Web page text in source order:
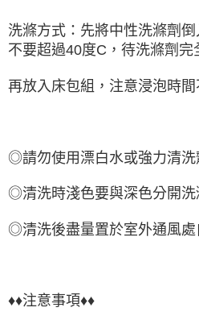
洗滌方式：先將中性洗滌劑
不要超過40度C，待洗滌劑完
再放入床包組，注意浸泡時間
◎請勿使用漂白水或強力清洗
◎清洗時淺色要與深色分開洗
◎清洗後盡量置於室外通風處
♦♦注意事項♦♦